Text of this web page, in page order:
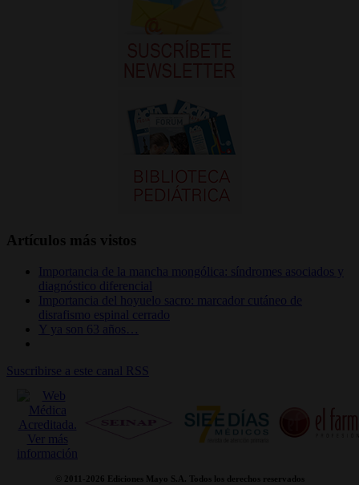
Artículos más vistos
Importancia de la mancha mongólica: síndromes asociados y
diagnóstico diferencial
Importancia del hoyuelo sacro: marcador cutáneo de
disrafismo espinal cerrado
Y ya son 63 años…
Suscribirse a este canal RSS
© 2011- 2026 Ediciones Mayo S.A. Todos los derechos reservados